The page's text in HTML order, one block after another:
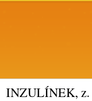
INZULÍNEK, z.